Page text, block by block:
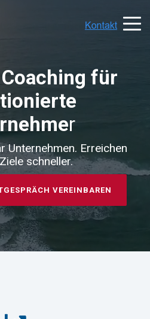
für
r
Unternehmen. Erreichen
schneller.
VEREINBAREN